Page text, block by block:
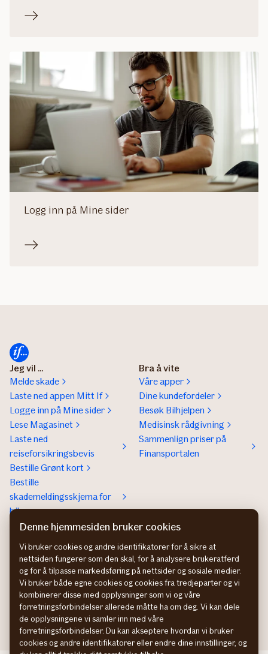
Logg inn på Mine sider
Jeg vil ...
Melde skade
Laste ned appen Mitt If
Logge inn på Mine sider
Lese Magasinet
Laste ned
reiseforsikringsbevis
Bestille Grønt kort
Bestille
skademeldingsskjema for
bil
Bra å vite
Våre apper
Dine kundefordeler
Besøk Bilhjelpen
Medisinsk rådgivning
Sammenlign priser på
Finansportalen
Om If
Om If
Bærekraft og klima
Jobb hos oss
Presse
Kontakt If
Kundeservice
Betaling og faktura
Hvis du ikke er fornøyd
Presse
Bedrift
Denne hjemmesiden bruker cookies
Vi bruker cookies og andre identifikatorer for å sikre at
nettsiden fungerer som den skal, for å analysere brukeratferd
og for å tilpasse markedsføring på nettsider og sosiale medier.
Vi bruker både egne cookies og cookies fra tredjeparter og vi
kombinerer disse med opplysninger som vi og våre
forretningsforbindelser allerede måtte ha om deg. Vi kan dele
de opplysningene vi samler inn med våre
forretningsforbindelser. Du kan akseptere hvordan vi bruker
cookies og andre identifikatorer eller endre dine innstillinger, og